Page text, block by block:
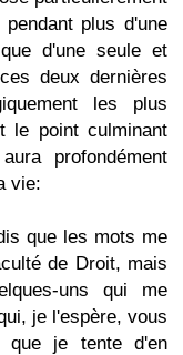
plus d'une
d'une seule et
deux dernières
les plus
le point culminant
profondément
vie:
que les mots me
de Droit, mais
uns qui me
je l'espère, vous
que je tente d'en